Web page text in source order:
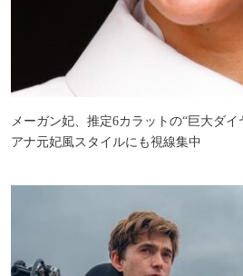
メーガン妃、推定6カラットの“巨大ダ
アナ元妃風スタイルにも視線集中